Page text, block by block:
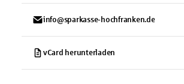
info@sparkasse-hochfranken.de
vCard herunterladen